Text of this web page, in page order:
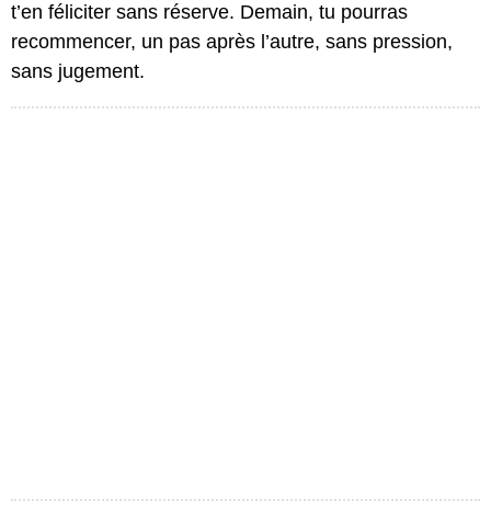
t’en féliciter sans réserve. Demain, tu pourras
recommencer, un pas après l’autre, sans pression,
sans jugement.